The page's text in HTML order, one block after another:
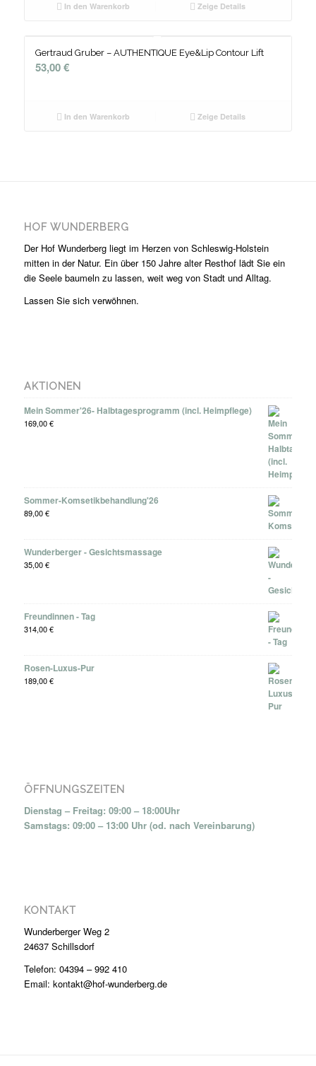
In den Warenkorb Zeige Details
Gertraud Gruber – AUTHENTIQUE Eye&Lip Contour Lift
53,00€
In den Warenkorb Zeige Details
HOF WUNDERBERG
Der Hof Wunderberg liegt im Herzen von Schleswig-Holstein
mitten in der Natur. Ein über 150 Jahre alter Resthof lädt Sie ein
die Seele baumeln zu lassen, weit weg von Stadt und Alltag.
Lassen Sie sich verwöhnen.
AKTIONEN
Mein Sommer'26- Halbtagesprogramm (incl. Heimpflege)
169,00€
Sommer-Komsetikbehandlung'26
89,00€
Wunderberger - Gesichtsmassage
35,00€
Freundinnen - Tag
314,00€
Rosen-Luxus-Pur
189,00€
ÖFFNUNGSZEITEN
Dienstag – Freitag: 09:00 – 18:00Uhr
Samstags: 09:00 – 13:00 Uhr (od. nach Vereinbarung)
KONTAKT
Wunderberger Weg 2
24637 Schillsdorf
Telefon: 04394 – 992 410
Email: kontakt@hof-wunderberg.de